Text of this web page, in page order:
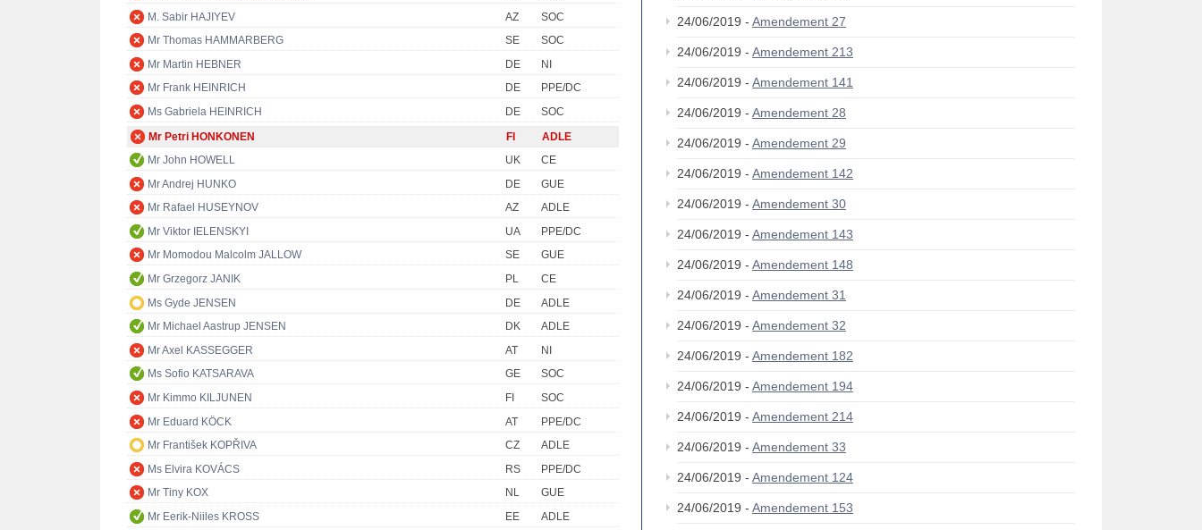
M. Sabir HAJIYEV
AZ
SOC
Mr Thomas HAMMARBERG
SE
SOC
Mr Martin HEBNER
DE
NI
Mr Frank HEINRICH
DE
PPE/DC
Ms Gabriela HEINRICH
DE
SOC
Mr Petri HONKONEN
FI
ADLE
Mr John HOWELL
UK
CE
Mr Andrej HUNKO
DE
GUE
Mr Rafael HUSEYNOV
AZ
ADLE
Mr Viktor IELENSKYI
UA
PPE/DC
Mr Momodou Malcolm JALLOW
SE
GUE
Mr Grzegorz JANIK
PL
CE
Ms Gyde JENSEN
DE
ADLE
Mr Michael Aastrup JENSEN
DK
ADLE
Mr Axel KASSEGGER
AT
NI
Ms Sofio KATSARAVA
GE
SOC
Mr Kimmo KILJUNEN
FI
SOC
Mr Eduard KÖCK
AT
PPE/DC
Mr František KOPŘIVA
CZ
ADLE
Ms Elvira KOVÁCS
RS
PPE/DC
Mr Tiny KOX
NL
GUE
Mr Eerik-Niiles KROSS
EE
ADLE
24/06/2019 - Amendement 27
24/06/2019 - Amendement 213
24/06/2019 - Amendement 141
24/06/2019 - Amendement 28
24/06/2019 - Amendement 29
24/06/2019 - Amendement 142
24/06/2019 - Amendement 30
24/06/2019 - Amendement 143
24/06/2019 - Amendement 148
24/06/2019 - Amendement 31
24/06/2019 - Amendement 32
24/06/2019 - Amendement 182
24/06/2019 - Amendement 194
24/06/2019 - Amendement 214
24/06/2019 - Amendement 33
24/06/2019 - Amendement 124
24/06/2019 - Amendement 153